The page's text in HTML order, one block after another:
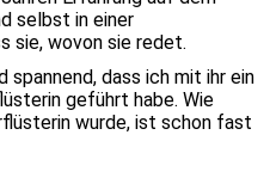
selbst in einer
sie, wovon sie redet.
spannend, dass ich mit ihr ein
geführt habe. Wie
wurde, ist schon fast